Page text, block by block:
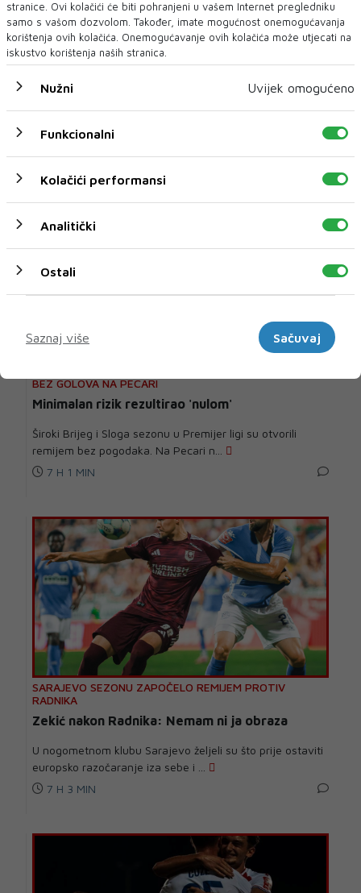
U novom broju pročitajte
SPORT
BEZ GOLOVA NA PECARI
Minimalan rizik rezultirao 'nulom'
Široki Brijeg i Sloga sezonu u Premijer ligi su otvorili
remijem bez pogodaka. Na Pecari n...
7 H 1 MIN
SARAJEVO SEZONU ZAPOČELO REMIJEM PROTIV
RADNIKA
Zekić nakon Radnika: Nemam ni ja obraza
U nogometnom klubu Sarajevo željeli su što prije ostaviti
europsko razočaranje iza sebe i ...
7 H 3 MIN
stranice. Ovi kolačići će biti pohranjeni u vašem Internet pregledniku
samo s vašom dozvolom. Također, imate mogućnost onemogućavanja
korištenja ovih kolačića. Onemogućavanje ovih kolačića može utjecati na
iskustvo korištenja naših stranica.
Nužni Uvijek omogućeno
Funkcionalni
Kolačići performansi
Analitički
Ostali
Saznaj više
Sačuvaj